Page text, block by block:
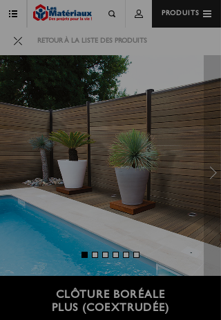
PRODUITS
RETOUR À LA LISTE DES PRODUITS
CLÔTURE BORÉALE
PLUS (COEXTRUDÉE)